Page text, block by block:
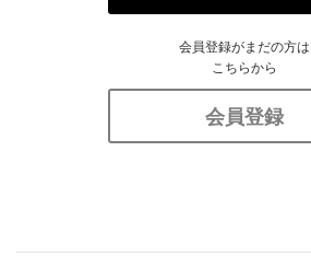
会員登録がまだの方は
こちらから
会員登録